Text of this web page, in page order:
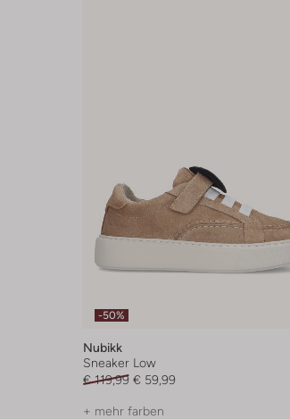
-50%
Nubikk
Sneaker Low
€ 119,99 € 59,99
+ mehr farben